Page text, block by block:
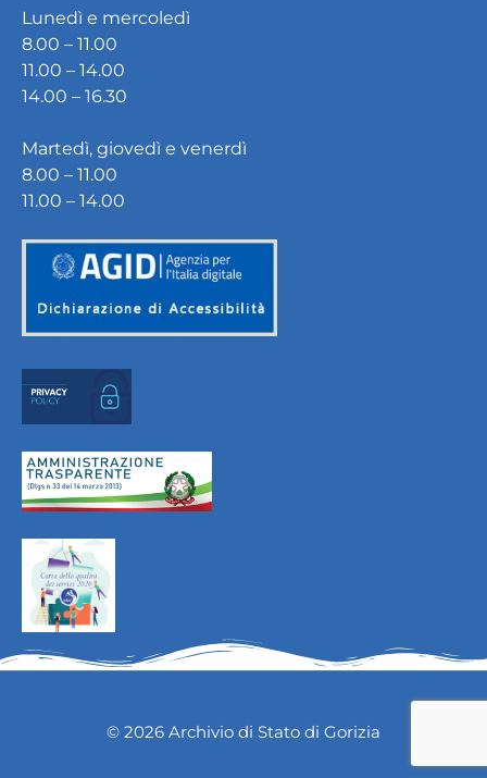
Lunedì e mercoledì
8.00 – 11.00
11.00 – 14.00
14.00 – 16.30
Martedì, giovedì e venerdì
8.00 – 11.00
11.00 – 14.00
© 2026 Archivio di Stato di Gorizia